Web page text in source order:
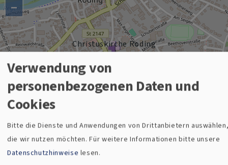
Christuskirche Roding
−
Die nächsten Gemeindefin
Verwendung von
personenbezogenen Daten und
Cookies
Bitte die Dienste und Anwendungen von Drittanbietern
die wir nutzen möchten.Für weitere Informationen bitte unsere
Datenschutzhinweise lesen.